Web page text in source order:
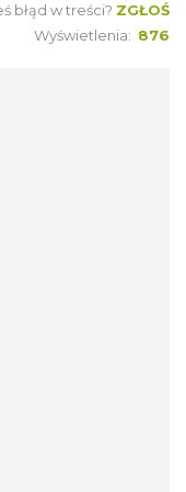
błąd w treści? ZGŁOŚ
Wyświetlenia: 876